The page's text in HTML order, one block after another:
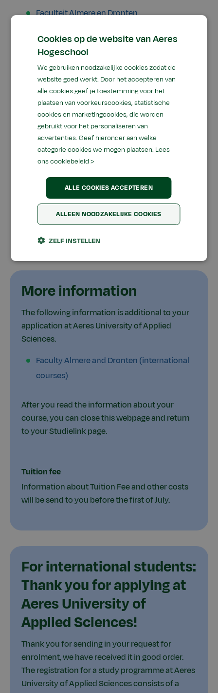
Faculteit Almere en Dronten
Faculteit Dronten (deeltijdopleidingen)
Faculteit Wageningen (voltijd- en
deeltijdopleidingen)
Nadat je de informatie over je opleiding hebt
gelezen, kun je deze pagina sluiten en weer
terug gaan naar je Studielinkpagina.
Informatie over collegegeld is te vinden op de
website onderKosten en financiering.
More information
The following information is additional to your
application at Aeres University of Applied
Sciences.
Faculty Almere and Dronten (international
courses)
After you read the information about your
course, you can close this webpage and return
to your Studielink page.
Tuition fee
Information about Tuition Fee and other costs
will be send to you before the first of July.
For international students:
Thank you for applying at
Aeres University of
Applied Sciences!
Thank you for sending in your request for
enrolment, we have received it in good order.
The registration for a study programme at Aeres
University of Applied Sciences consists of a
Cookies op de website van Aeres
Hogeschool
We gebruiken noodzakelijke cookies zodat de
website goed werkt. Door het accepteren van
alle cookies geef je toestemming voor het
plaatsen van voorkeurscookies, statistische
cookies en marketingcookies, die worden
gebruikt voor het personaliseren van
advertenties. Geef hieronder aan welke
categorie cookies we mogen plaatsen. Lees
ons cookiebeleid >
ALLE COOKIES ACCEPTEREN
ALLEEN NOODZAKELIJKE COOKIES
ZELF INSTELLEN